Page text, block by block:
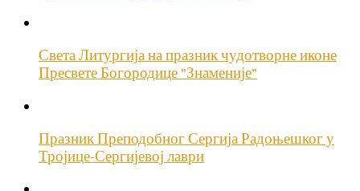
Света Литургија на празник чудотворне иконе
Пресвете Богородице ”Знаменије”
Празник Преподобног Сергија Радоњешког у
Тројице-Сергијевој лаври